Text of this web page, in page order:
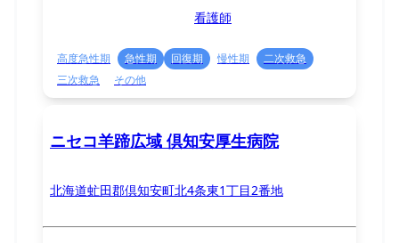
看護師
高度急性期 急性期 回復期 慢性期
二次救急
三次救急
その他
ニセコ羊蹄広域 倶知安厚生病院
北海道虻田郡倶知安町北4条東1丁目2番地